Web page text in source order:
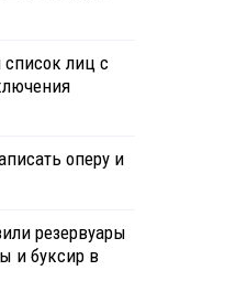
лиц с
оперу и
резервуары
и буксир в